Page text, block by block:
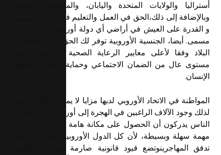
أستراليا والولايات المتحدة واليابان، والمكسيك، وغيرها).
وبالإضافة إلى ذلك،الحق في العمل والتعليم في أي بلد أوروبي،
و القدرة على العيش في أراضي أي دولة أوروبية إلى أجل غير
مسمى. أيضا، الجنسية الأوروبية توفر لك الحق في الإقامة في
البلاد وفقا لأعلى معايير الرعاية الصحية والتأمين، وعلى
مستوى عال من الضمان الاجتماعي وحماية مضمونة لحقوق
الإنسان.
المواطنة في الاتحاد الأوروبي لديها مزايا لا يمكن إنكارها ,نتيجة
لذلك وجود الآلاف الراغبين في الهجرة إلى أوروبا. ولكن قلة من
الناس يدركون أن الحصول على مكانة هامة لا يمكن أن يكون
مهمة سهلة وبسيطة، لأن كل الدول الأوروبية تحذر زيادة في
تدفق المهاجرينوتضع قيود قانونية صارمة وتعديلات لقانون